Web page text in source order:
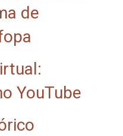
de
YouTube